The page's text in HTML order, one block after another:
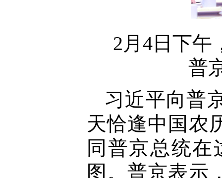
2月4日下午
普
习近平向普
天恰逢中国农
同普京总统
图。普京表示